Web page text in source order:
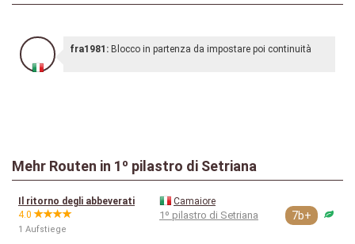
fra1981: Blocco in partenza da impostare poi continuità
Mehr Routen in 1º pilastro di Setriana
Il ritorno degli abbeverati
4.0
1 Aufstiege
Camaiore
1º pilastro di Setriana 7b+